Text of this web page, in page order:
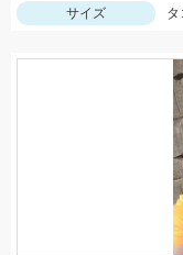
サイズ
タ